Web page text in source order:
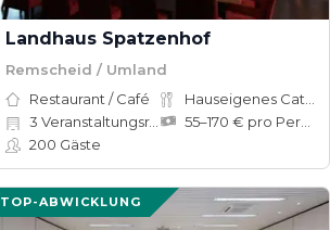
Landhaus Spatzenhof
Remscheid / Umland
Restaurant / Café
3 Veranstaltungsräume
200 Gäste
TOP-ABWICKLUNG